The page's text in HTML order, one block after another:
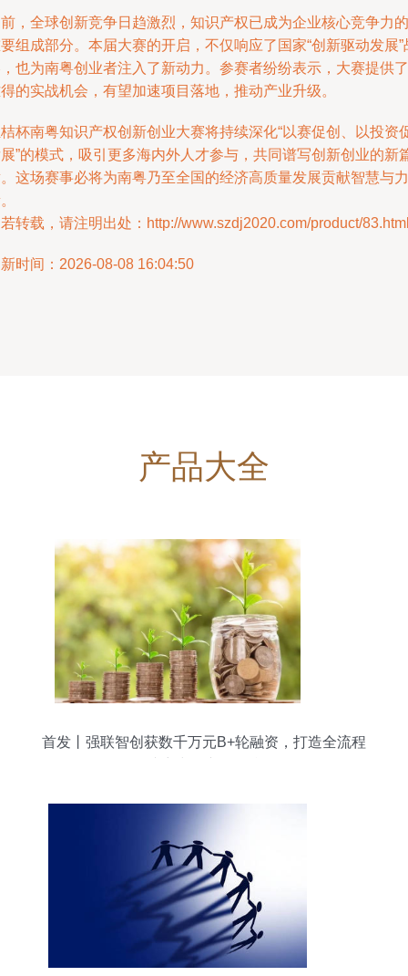
，全球创新竞争日趋激烈，知识产权已成为企业核心竞争力的
组成部分。本届大赛的开启，不仅响应了国家“创新驱动发展”
也为南粤创业者注入了新动力。参赛者纷纷表示，大赛提供了
的实战机会，有望加速项目落地，推动产业升级。
杯南粤知识产权创新创业大赛将持续深化“以赛促创、以投资
”的模式，吸引更多海内外人才参与，共同谱写创新创业的新
这场赛事必将为南粤乃至全国的经济高质量发展贡献智慧与力
转载，请注明出处：http://www.szdj2020.com/product/
时间：2026-08-08 16:04:50
产品大全
首发丨强联智创获数千万元B+轮融资，打造全流程